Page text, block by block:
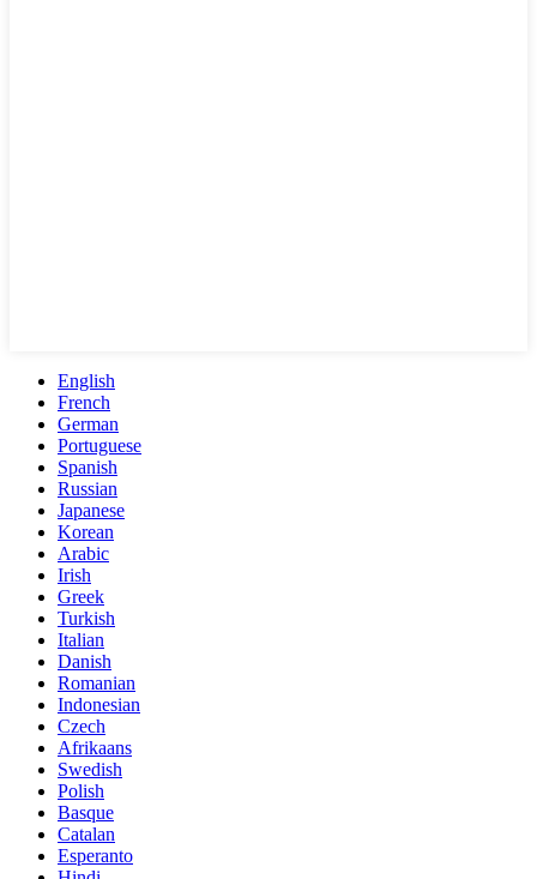
English
French
German
Portuguese
Spanish
Russian
Japanese
Korean
Arabic
Irish
Greek
Turkish
Italian
Danish
Romanian
Indonesian
Czech
Afrikaans
Swedish
Polish
Basque
Catalan
Esperanto